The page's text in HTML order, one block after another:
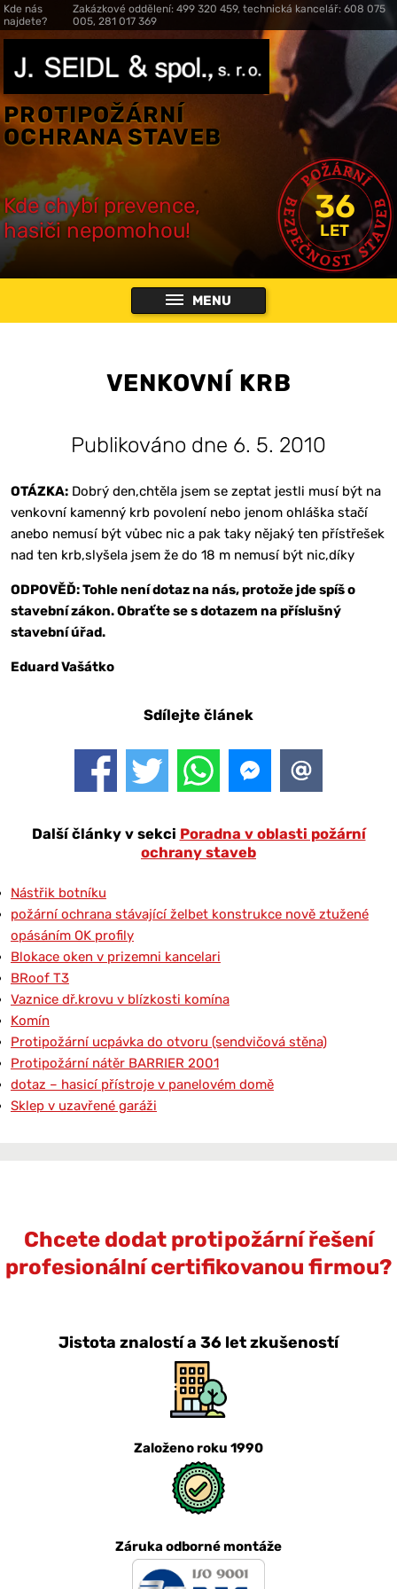
Kde nás
najdete?
Zakázkové oddělení: 499 320 459, technická kancelář: 608 075
005, 281 017 369
PROTIPOŽÁRNÍ
OCHRANA STAVEB
Kde chybí prevence,
hasiči nepomohou!
36
LET
MENU
VENKOVNÍ KRB
Publikováno dne 6. 5. 2010
OTÁZKA:Dobrý den,chtěla jsem se zeptat jestli musí být na
venkovní kamenný krb povolení nebo jenom ohláška stačí
anebo nemusí být vůbec nic a pak taky nějaký ten přístřešek
nad ten krb,slyšela jsem že do 18 m nemusí být nic,díky
ODPOVĚĎ: Tohle není dotaz na nás, protože jde spíš o
stavební zákon. Obraťte se s dotazem na příslušný
stavební úřad.
Eduard Vašátko
Sdílejte článek
Další články v sekci Poradna v oblasti požární
ochrany staveb
Nástřik botníku
požární ochrana stávající želbet konstrukce nově ztužené
opásáním OK profily
Blokace oken v prizemni kancelari
BRoof T3
Vaznice dř.krovu v blízkosti komína
Komín
Protipožární ucpávka do otvoru (sendvičová stěna)
Protipožární nátěr BARRIER 2001
dotaz – hasicí přístroje v panelovém domě
Sklep v uzavřené garáži
Chcete dodat protipožární řešení
profesionální certifikovanou firmou?
Jistota znalostí a 36 let zkušeností
Založeno roku 1990
Záruka odborné montáže